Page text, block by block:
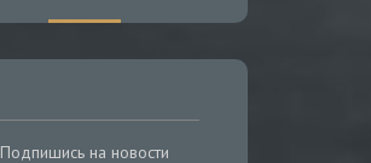
Подпишись на новости